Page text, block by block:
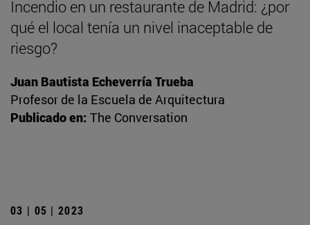
Incendio en un restaurante de Madrid: ¿por
qué el local tenía un nivel inaceptable de
riesgo?
Juan Bautista Echeverría Trueba
Profesor de la Escuela de Arquitectura
Publicado en: The Conversation
03 | 05 | 2023